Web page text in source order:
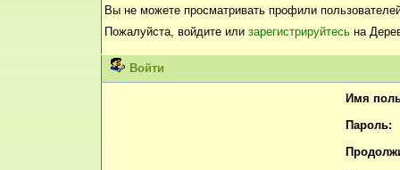
Вы не можете просматривать профили
Пожалуйста, войдите или зарегистрируйтесь на
Войти
Имя
Пароль: